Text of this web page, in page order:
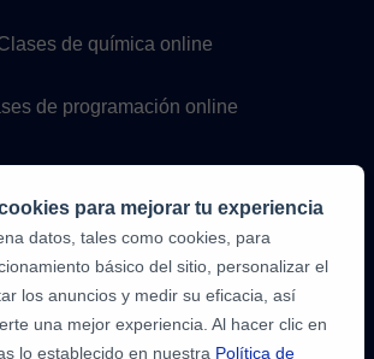
de química online
de programación online
9,6/10
1,339,284
para mejorar tu experiencia
datos, tales como cookies, para
básico del sitio, personalizar el
los anuncios y medir su eficacia, así
una mejor experiencia. Al hacer clic en
lo establecido en nuestra Política de